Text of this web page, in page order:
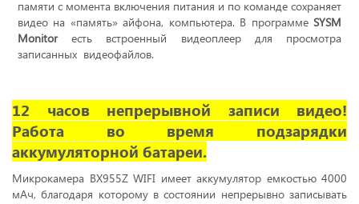
памяти с момента включения питания и по команде сохраняет
видео на «память» айфона, компьютера. В программе SYSM
Monitor
есть встроенный видеоплеер для просмотра
записанных видеофайлов.
12 часов непрерывной записи видео!
Работа во время подзарядки
аккумуляторной батареи.
Микрокамера BX955Z WIFI имеет аккумулятор емкостью 4000
мАч, благодаря которому в состоянии непрерывно записывать